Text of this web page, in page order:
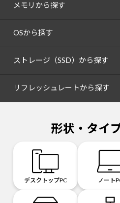
メモリから探す
OSから探す
ストレージ（SSD）から探す
リフレッシュレートから探す
形状・タイ
デスクトップPC ノート